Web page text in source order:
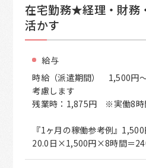
在宅勤務★経理・財務
活かす
給与
時給（派遣期間） 1,500円
考慮します
残業時：1,875円 ※実働8時
『1ヶ月の稼働参考例』
20.0日×1,500円×8時間＝